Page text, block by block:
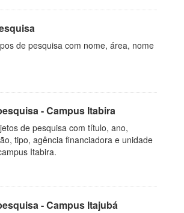
de pesquisa com nome, área, nome
- Campus Itabira
de pesquisa com título, ano,
tipo, agência financiadora e unidade
Itabira.
- Campus Itajubá